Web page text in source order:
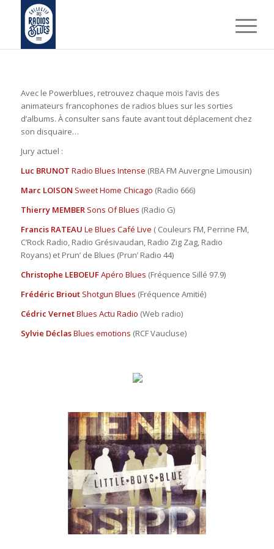
Avec le Powerblues, retrouvez chaque mois l’avis des
animateurs francophones de radios blues sur les sorties
d’albums. À consulter sans faute avant tout déplacement chez
son disquaire…
Jury actuel :
Luc BRUNOT Radio Blues Intense (RBA FM Auvergne Limousin)
Marc LOISON Sweet Home Chicago (Radio 666)
Thierry MEMBER Sons Of Blues (Radio G)
Francis RATEAU Le Blues Café Live ( Couleurs FM, Perrine FM,
C’Rock Radio, Radio Grésivaudan, Radio Zig Zag, Radio
Royans) et Prun’ de Blues (Prun’ Radio 44)
Christophe LEBOEUFApéro Blues (Fréquence Sillé 97.9)
Frédéric Briout Shotgun Blues (Fréquence Amitié)
Cédric VernetBlues Actu Radio (Web radio)
Sylvie DéclasBlues emotions (RCF Vaucluse)